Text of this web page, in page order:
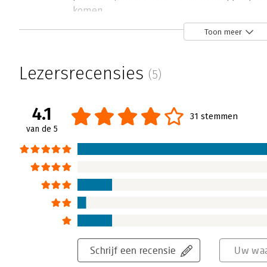
komen.
Toon meer
Lezersrecensies (5)
4.1
van de 5
31 stemmen
Schrijf een recensie Uw